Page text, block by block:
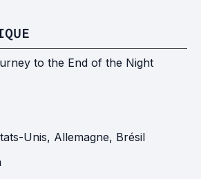
to the End of the Night
Unis, Allemagne, Brésil